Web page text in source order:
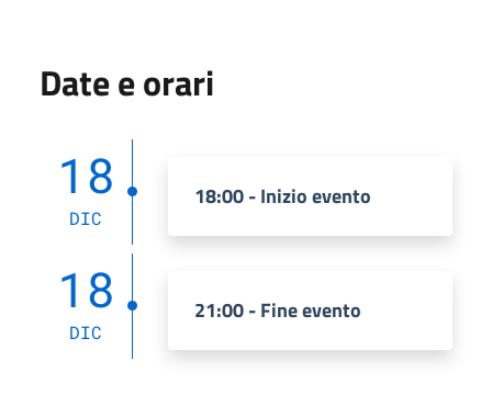
Date e orari
18
DIC
18:00 - Inizio evento
18
DIC
21:00 - Fine evento